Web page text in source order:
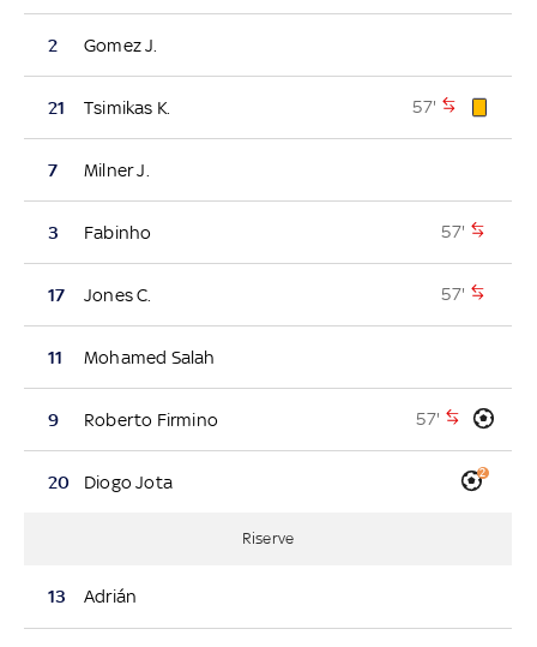
2 Gomez J.
21 Tsimikas K. 57'
7 Milner J.
3 Fabinho 57'
17 Jones C. 57'
11 Mohamed Salah
9 Roberto Firmino 57'
20 Diogo Jota 2
Riserve
13 Adrián